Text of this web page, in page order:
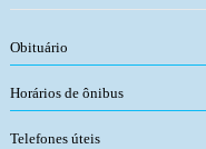
Obituário
Horários de ônibus
Telefones úteis